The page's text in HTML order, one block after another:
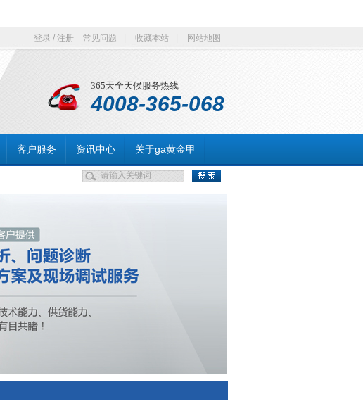
登录 / 注册 常见问题 收藏本站 网站地图
365天全天候服务热线
4008-365-068
客户服务 资讯中心 关于ga黄金甲